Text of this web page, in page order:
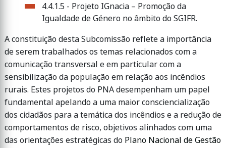
4.4.1.5 - Projeto IGnacia – Promoção da
Igualdade de Género no âmbito do SGIFR.
A constituição desta Subcomissão reflete a importância
de serem trabalhados os temas relacionados com a
comunicação transversal e em particular com a
sensibilização da população em relação aos incêndios
rurais. Estes projetos do PNA desempenham um papel
fundamental apelando a uma maior consciencialização
dos cidadãos para a temática dos incêndios e a redução de
comportamentos de risco, objetivos alinhados com uma
das orientações estratégicas do Plano Nacional de Gestão